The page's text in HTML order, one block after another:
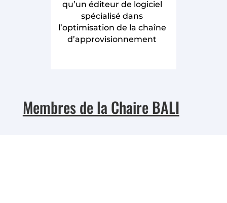
qu’un éditeur de logiciel
spécialisé dans
l’optimisation de la chaîne
d’approvisionnement
Membres de la Chaire BALI